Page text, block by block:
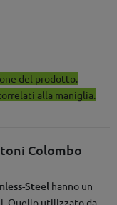
del prodotto.
alla maniglia.
Colombo
Steel hanno un
Quello utilizzato da